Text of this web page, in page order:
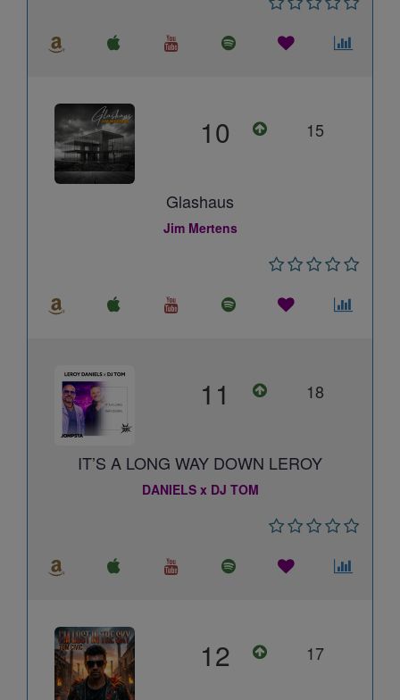
10 15
Glashaus
Jim Mertens
11 18
IT’S A LONG WAY DOWN LEROY
DANIELS x DJ TOM
12 17